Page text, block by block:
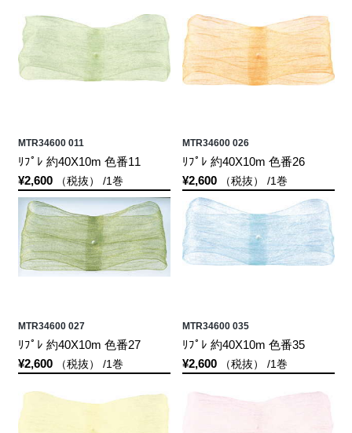
MTR34600 011
ﾘﾌﾟﾚ 約40X10m 色番11
¥2,600（税抜） /1巻
MTR34600 026
ﾘﾌﾟﾚ 約40X10m 色番26
¥2,600（税抜） /1巻
MTR34600 027
ﾘﾌﾟﾚ 約40X10m 色番27
¥2,600（税抜） /1巻
MTR34600 035
ﾘﾌﾟﾚ 約40X10m 色番35
¥2,600（税抜） /1巻